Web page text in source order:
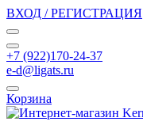
ВХОД / РЕГИСТРАЦИЯ
+7 (922)170-24-37
e-d@ligats.ru
Корзина